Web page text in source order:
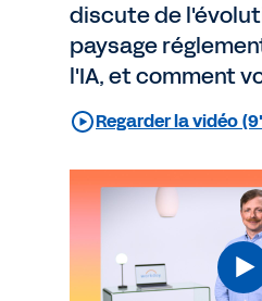
discute de
paysage
l'IA, et comment
Regarder la vidéo